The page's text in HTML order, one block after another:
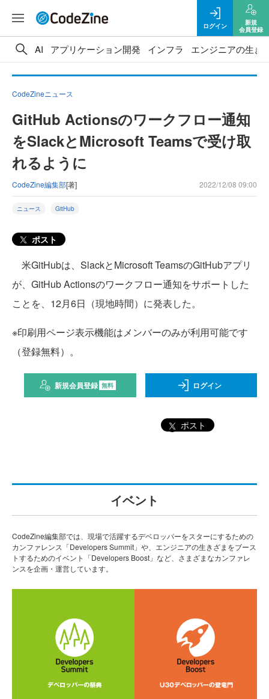
ログイン
新規
会員登録
AI アプリケーション開発 インフラ エンジニアの生き
CodeZineニュース
GitHub Actionsのワークフロー通知
をSlackとMicrosoft Teamsで受け取
れるように
CodeZine編集部[著] 2022/12/08 09:00
ニュース GitHub
ポスト
米GitHubは、SlackとMicrosoft TeamsのGitHubアプリ
が、GitHub Actionsのワークフロー通知をサポートした
ことを、12月6日（現地時間）に発表した。
※印刷用ページ表示機能はメンバーのみが利用可能です
（登録無料）。
新規会員登録 無料 ログイン
ポスト
イベント
CodeZine編集部では、現場で活躍するデベロッパーをスターにするための
カンファレンス「Developers Summit」や、エンジニアの生きざまをブース
トするためのイベント「Developers Boost」など、さまざまなカンファレ
ンスを企画・運営しています。